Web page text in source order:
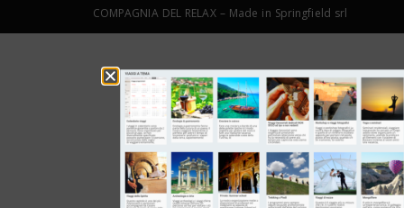
COMPAGNIA DEL RELAX – Made in Springfield srl